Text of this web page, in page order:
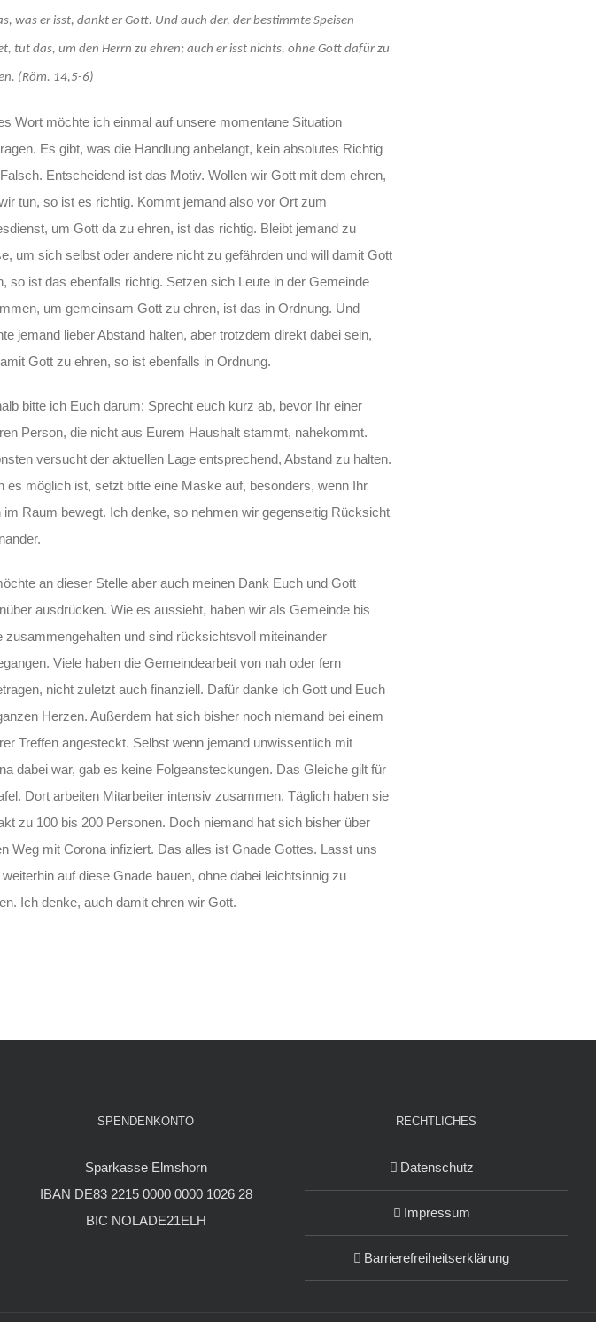
was er isst, dankt er Gott. Und auch der, der bestimmte Speisen
tut das, um den Herrn zu ehren; auch er isst nichts, ohne Gott dafür zu
(Röm. 14,5-6)
Wort möchte ich einmal auf unsere momentane Situation
Es gibt, was die Handlung anbelangt, kein absolutes Richtig
Entscheidend ist das Motiv. Wollen wir Gott mit dem ehren,
tun, so ist es richtig. Kommt jemand also vor Ort zum
um Gott da zu ehren, ist das richtig. Bleibt jemand zu
um sich selbst oder andere nicht zu gefährden und will damit Gott
so ist das ebenfalls richtig. Setzen sich Leute in der Gemeinde
um gemeinsam Gott zu ehren, ist das in Ordnung. Und
jemand lieber Abstand halten, aber trotzdem direkt dabei sein,
Gott zu ehren, so ist ebenfalls in Ordnung.
bitte ich Euch darum: Sprecht euch kurz ab, bevor Ihr einer
Person, die nicht aus Eurem Haushalt stammt, nahekommt.
versucht der aktuellen Lage entsprechend, Abstand zu halten.
es möglich ist, setzt bitte eine Maske auf, besonders, wenn Ihr
im Raum bewegt. Ich denke, so nehmen wir gegenseitig Rücksicht
an dieser Stelle aber auch meinen Dank Euch und Gott
ausdrücken. Wie es aussieht, haben wir als Gemeinde bis
zusammengehalten und sind rücksichtsvoll miteinander
Viele haben die Gemeindearbeit von nah oder fern
nicht zuletzt auch finanziell. Dafür danke ich Gott und Euch
Herzen. Außerdem hat sich bisher noch niemand bei einem
Treffen angesteckt. Selbst wenn jemand unwissentlich mit
dabei war, gab es keine Folgeansteckungen. Das Gleiche gilt für
Dort arbeiten Mitarbeiter intensiv zusammen. Täglich haben sie
zu 100 bis 200 Personen. Doch niemand hat sich bisher über
Weg mit Corona infiziert. Das alles ist Gnade Gottes. Lasst uns
auf diese Gnade bauen, ohne dabei leichtsinnig zu
Ich denke, auch damit ehren wir Gott.
SPENDENKONTO
Sparkasse Elmshorn
IBAN DE83 2215 0000 0000 1026 28
BIC NOLADE21ELH
RECHTLICHES
Datenschutz
Impressum
Barrierefreiheitserklärung